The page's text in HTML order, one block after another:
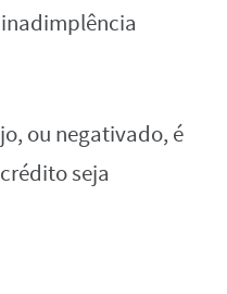
ou negativado, é
seja